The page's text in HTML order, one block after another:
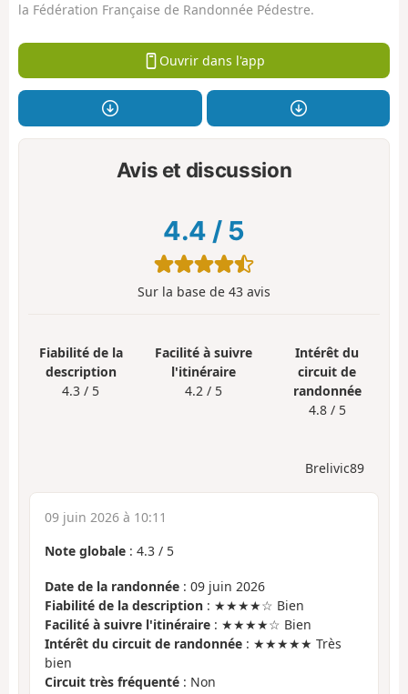
la Fédération Française de Randonnée Pédestre.
Ouvrir dans l'app
Avis et discussion
4.4 / 5
Sur la base de 43 avis
Fiabilité de la
description
4.3 / 5
Facilité à suivre
l'itinéraire
4.2 / 5
Intérêt du
circuit de
randonnée
4.8 / 5
Brelivic89
09 juin 2026 à 10:11
Note globale : 4.3 / 5
Date de la randonnée : 09 juin 2026
Fiabilité de la description : ★★★★☆ Bien
Facilité à suivre l'itinéraire : ★★★★☆ Bien
Intérêt du circuit de randonnée : ★★★★★ Très
bien
Circuit très fréquenté : Non